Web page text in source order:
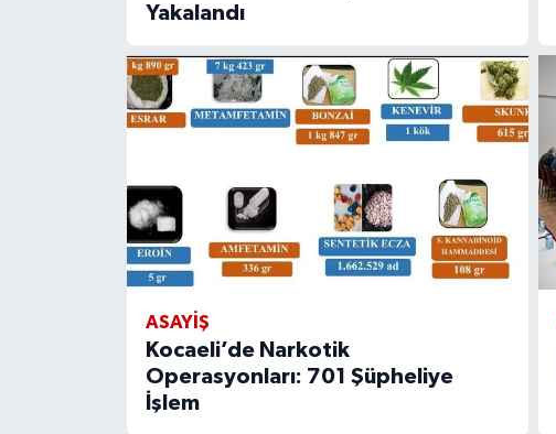
Yakalandı
ASAYİŞ
Kocaeli’de Narkotik
Operasyonları: 701 Şüpheliye
İşlem